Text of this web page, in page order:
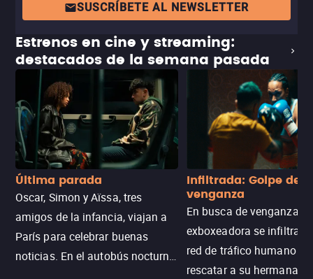
SUSCRÍBETE AL NEWSLETTER
Estrenos en cine y streaming:
destacados de la semana pasada
Última parada
Oscar, Simon y Aïssa, tres
amigos de la infancia, viajan a
París para celebrar buenas
noticias. En el autobús nocturno
Infiltrada: Golpe de
venganza
En busca de venganza,
exboxeadora se infiltra
red de tráfico humano
rescatar a su hermana